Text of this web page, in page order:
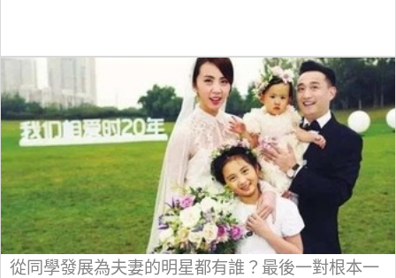
從同學發展為夫妻的明星都有誰？最後一對根本一